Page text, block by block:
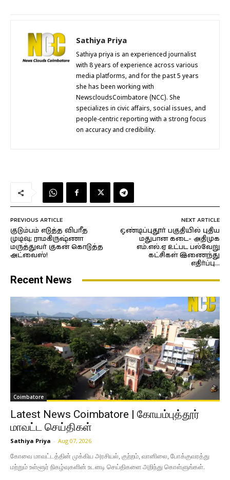
Sathiya Priya
Sathiya priya is an experienced journalist
with 8 years of experience across various
media platforms, and for the past 5 years
she has been working with
NewscloudsCoimbatore (NCC). She
specializes in civic affairs, social issues, and
people-centric reporting with a strong focus
on accuracy and credibility.
PREVIOUS ARTICLE
குடும்பம் எடுத்த விபரீத
முடிவு; ராமகிருஷ்ணா
மருத்துவர் குகன் கொடுத்த
அட்வைஸ்!
NEXT ARTICLE
ஒண்டிப்புதூர் பகுதியில் புதிய
மதுபான கடை- அதிமுக
எம்.எல்.ஏ உட்பட பல்வேறு
கட்சிகள் இணைந்து
எதிர்ப்பு…
Recent News
Coimbatore
Latest News Coimbatore | கோயம்புத்தூர்
மாவட்ட செய்திகள்
Sathiya Priya - Aug 07, 2026
கோவை மாவட்டத்தின் முக்கிய அரசியல், குற்றம், வானிலை, போக்குவரத்து
மற்றும் உள்ளூர் நிகழ்வுகளின் உடனடி செய்திகளை அறிந்து கொள்ளுங்கள்.